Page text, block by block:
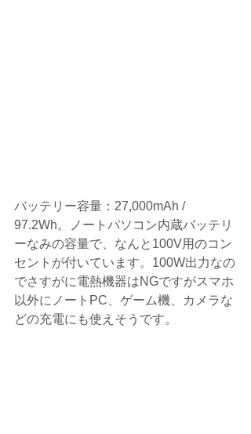
バッテリー容量：27,000mAh /
97.2Wh。ノートパソコン内蔵バッテリ
ーなみの容量で、なんと100V用のコン
セントが付いています。100W出力なの
でさすがに電熱機器はNGですがスマホ
以外にノートPC、ゲーム機、カメラな
どの充電にも使えそうです。